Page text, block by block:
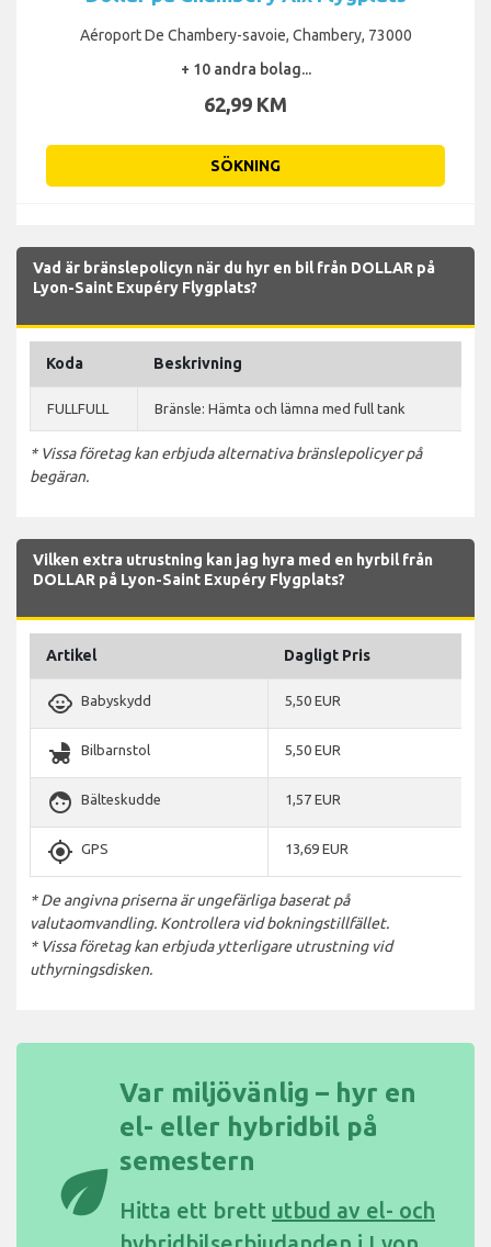
Aéroport De Chambery-savoie, Chambery, 73000
+ 10 andra bolag...
62,99 KM
SÖKNING
Vad är bränslepolicyn när du hyr en bil från DOLLAR på
Lyon-Saint Exupéry Flygplats?
Koda Beskrivning
FULLFULL Bränsle: Hämta och lämna med full tank
* Vissa företag kan erbjuda alternativa bränslepolicyer på
begäran.
Vilken extra utrustning kan jag hyra med en hyrbil från
DOLLAR på Lyon-Saint Exupéry Flygplats?
Artikel Dagligt Pris
child_care Babyskydd 5,50 EUR
child_friendly Bilbarnstol 5,50 EUR
face Bälteskudde 1,57 EUR
gps_fixed GPS 13,69 EUR
* De angivna priserna är ungefärliga baserat på
valutaomvandling. Kontrollera vid bokningstillfället.
* Vissa företag kan erbjuda ytterligare utrustning vid
uthyrningsdisken.
eco
Var miljövänlig – hyr en
el- eller hybridbil på
semestern
Hitta ett brett utbud av el- och